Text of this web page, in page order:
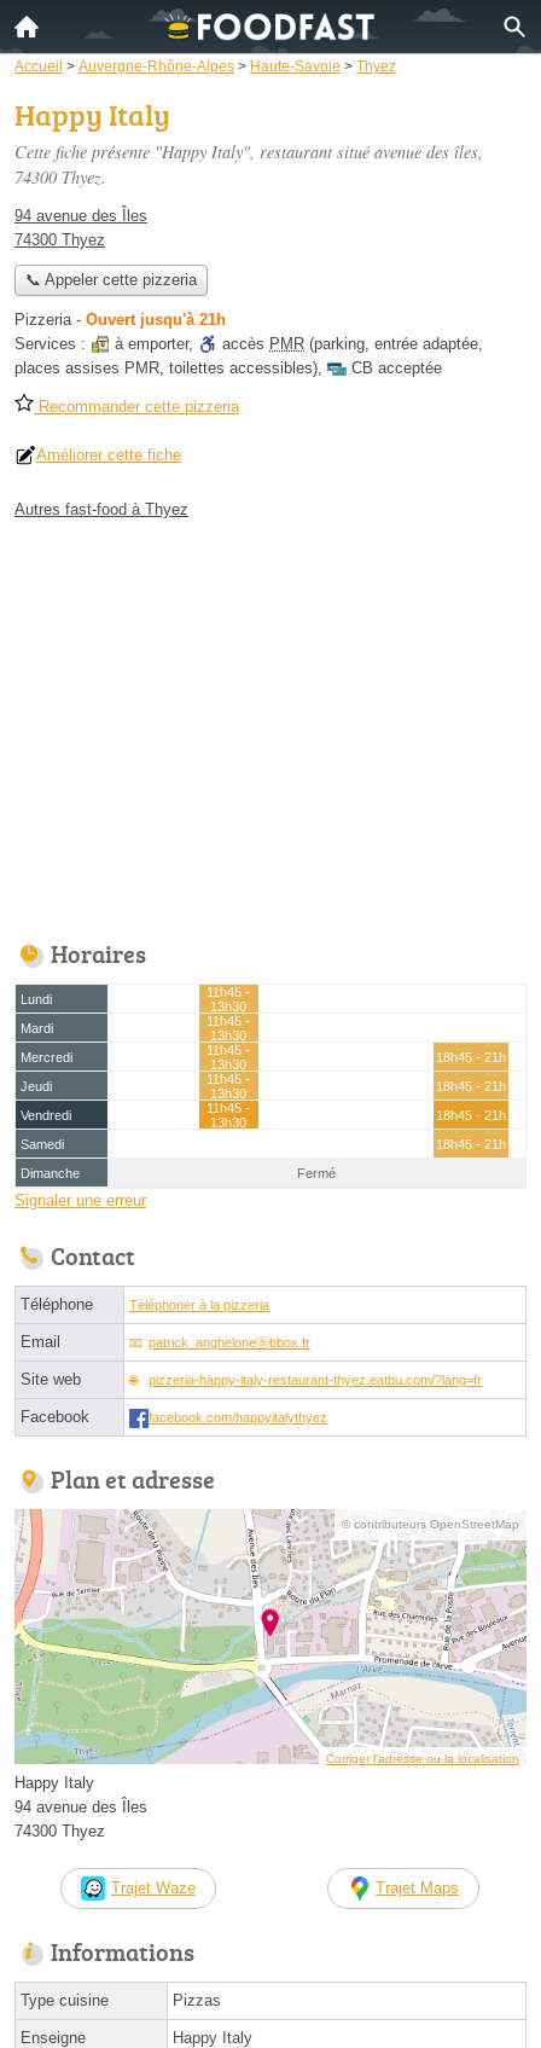
Accueil > Auvergne-Rhône-Alpes > Haute-Savoie > Thyez
Happy Italy
Cette fiche présente "Happy Italy", restaurant situé avenue des îles,
74300 Thyez.
94 avenue des Îles
74300 Thyez
📞 Appeler cette pizzeria
Pizzeria- Ouvert jusqu'à 21h
Services :
à emporter, accès PMR (parking, entrée adaptée,
places assises PMR, toilettes accessibles), CB acceptée
Recommander cette pizzeria
Améliorer cette fiche
Autres fast-food à Thyez
Horaires
Lundi
11h45 -
13h30
Mardi
11h45 -
13h30
Mercredi
11h45 -
13h30
18h45 - 21h
Jeudi
11h45 -
13h30
18h45 - 21h
Vendredi
11h45 -
13h30
18h45 - 21h
Samedi
18h45 - 21h
Dimanche
Fermé
Signaler une erreur
Contact
Téléphone Téléphoner à la pizzeria
Email patrick_angheloneⓐbbox.fr
Site web pizzeria-happy-italy-restaurant-thyez.eatbu.com/?lang=fr
Facebook facebook.com/happyitalythyez
Plan et adresse
© contributeurs OpenStreetMap
Corriger l’adresse ou la localisation
Happy Italy
94 avenue des Îles
74300 Thyez
Trajet Waze Trajet Maps
Informations
Type cuisine Pizzas
Enseigne Happy Italy